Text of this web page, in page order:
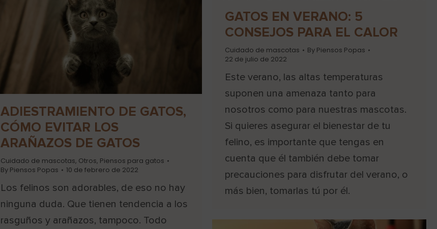
GATOS EN VERANO: 5
CONSEJOS PARA EL CALOR
Cuidado de mascotas By Piensos Popas
22 de julio de 2022
Este verano, las altas temperaturas
suponen una amenaza tanto para
nosotros como para nuestras mascotas.
Si quieres asegurar el bienestar de tu
felino, es importante que tengas en
cuenta que él también debe tomar
precauciones para disfrutar del verano, o
más bien, tomarlas tú por él.
ADIESTRAMIENTO DE GATOS,
CÓMO EVITAR LOS
ARAÑAZOS DE GATOS
Cuidado de mascotas, Otros, Piensos para gatos
By Piensos Popas 10 de febrero de 2022
Los felinos son adorables, de eso no hay
ninguna duda. Que tienen tendencia a los
rasguños y arañazos, tampoco. Todo